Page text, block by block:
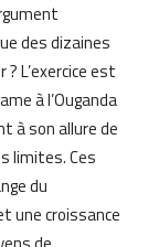
des dizaines
L’exercice est
à l’Ouganda
à son allure de
limites. Ces
du
une croissance